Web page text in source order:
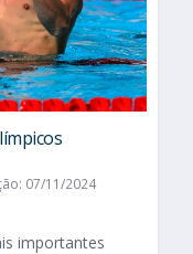
07/11/2024
importantes